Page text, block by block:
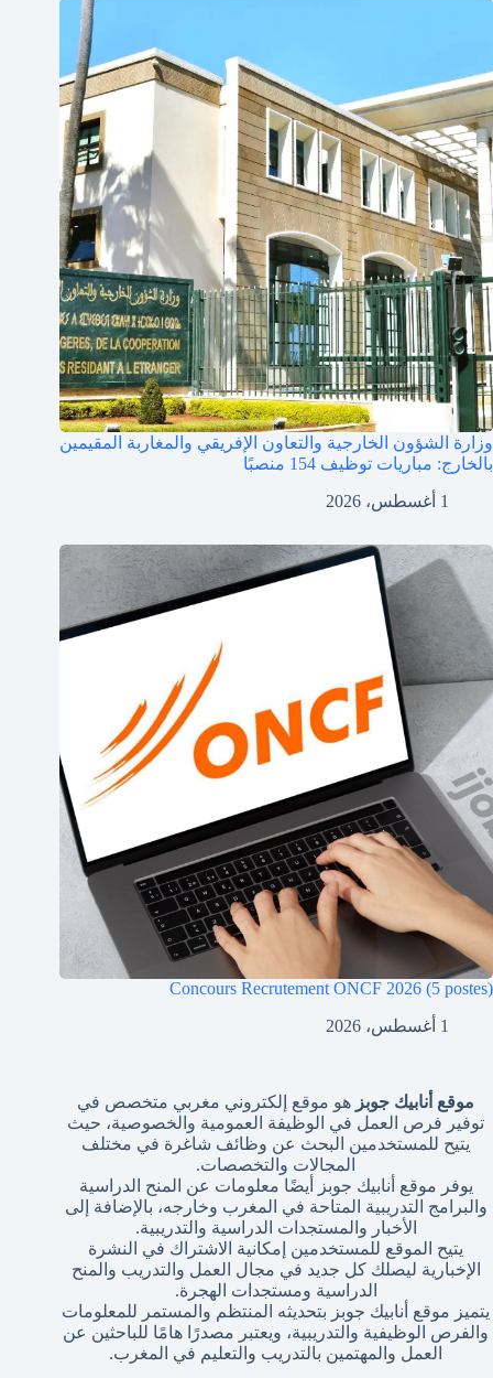
وزارة الشؤون الخارجية والتعاون الإفريقي والمغاربة المقيمين
بالخارج: مباريات توظيف 154 منصبًا
1 أغسطس، 2026
Concours Recrutement ONCF 2026 (5 postes)
1 أغسطس، 2026
موقع أنابيك جوبز هو موقع إلكتروني مغربي متخصص في
توفير فرص العمل في الوظيفة العمومية والخصوصية، حيث
يتيح للمستخدمين البحث عن وظائف شاغرة في مختلف
المجالات والتخصصات.
يوفر موقع أنابيك جوبز أيضًا معلومات عن المنح الدراسية
والبرامج التدريبية المتاحة في المغرب وخارجه، بالإضافة إلى
الأخبار والمستجدات الدراسية والتدريبية.
يتيح الموقع للمستخدمين إمكانية الاشتراك في النشرة
الإخبارية ليصلك كل جديد في مجال العمل والتدريب والمنح
الدراسية ومستجدات الهجرة.
يتميز موقع أنابيك جوبز بتحديثه المنتظم والمستمر للمعلومات
والفرص الوظيفية والتدريبية، ويعتبر مصدرًا هامًا للباحثين عن
العمل والمهتمين بالتدريب والتعليم في المغرب.